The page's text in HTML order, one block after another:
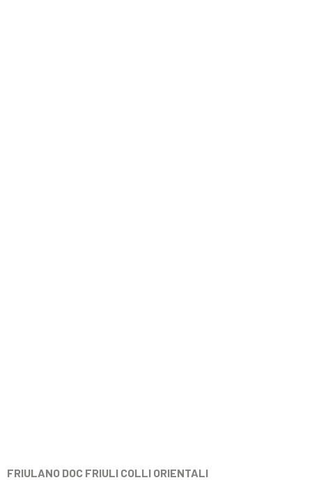
FRIULANO DOC FRIULI COLLI ORIENTALI